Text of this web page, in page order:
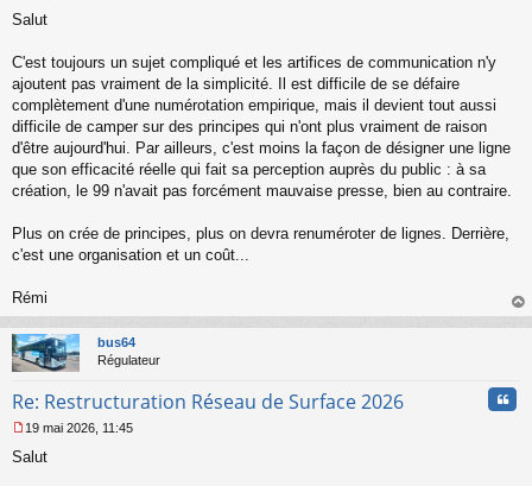
e
s
g
e
n
o
n
u
Salut
C'est toujours un sujet compliqué et les artifices de communication n'y
ajoutent pas vraiment de la simplicité. Il est difficile de se défaire
complètement d'une numérotation empirique, mais il devient tout aussi
difficile de camper sur des principes qui n'ont plus vraiment de raison
d'être aujourd'hui. Par ailleurs, c'est moins la façon de désigner une ligne
que son efficacité réelle qui fait sa perception auprès du public : à sa
création, le 99 n'avait pas forcément mauvaise presse, bien au contraire.
Plus on crée de principes, plus on devra renuméroter de lignes. Derrière,
c'est une organisation et un coût...
Rémi
au
bus64
Régulateur
Re: Restructuration Réseau de Surface 2026
e
19 mai 2026, 11:45
Salut